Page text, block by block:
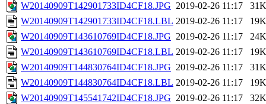
W20140909T142901733ID4CF18.JPG 2019-02-26 11:17
31K
W20140909T142901733ID4CF18.LBL 2019-02-26 11:17
19K
W20140909T143610769ID4CF18.JPG 2019-02-26 11:17
24K
W20140909T143610769ID4CF18.LBL 2019-02-26 11:17
19K
W20140909T144830764ID4CF18.JPG 2019-02-26 11:17
31K
W20140909T144830764ID4CF18.LBL 2019-02-26 11:17
19K
W20140909T145541742ID4CF18.JPG 2019-02-26 11:17
32K